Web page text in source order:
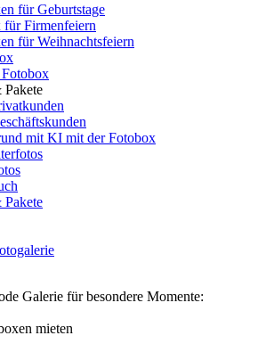
für Geburtstage
für Firmenfeiern
für Weihnachtsfeiern
Pakete
mit KI mit der Fotobox
Pakete
Galerie für besondere Momente:
mieten